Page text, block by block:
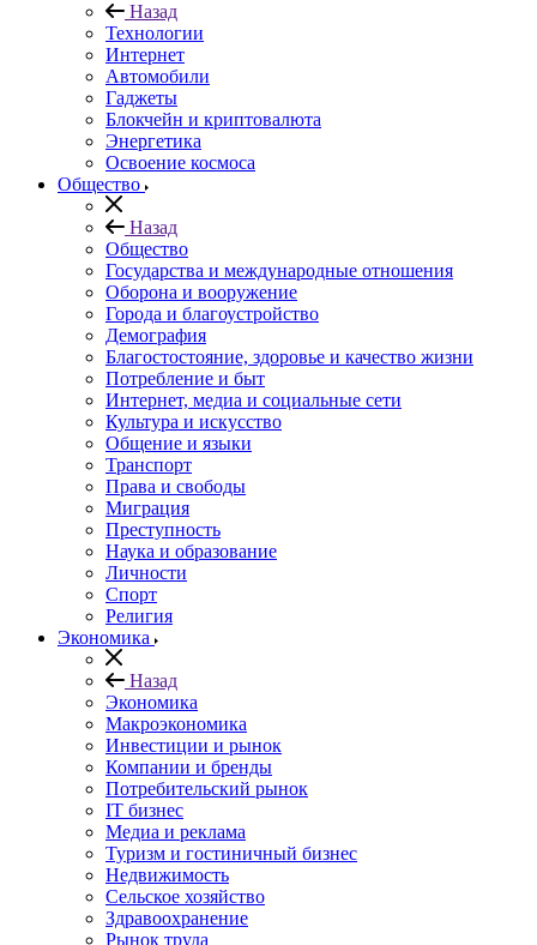
Назад
Технологии
Интернет
Автомобили
Гаджеты
Блокчейн и криптовалюта
Энергетика
Освоение космоса
Общество
Назад
Общество
Государства и международные отношения
Оборона и вооружение
Города и благоустройство
Демография
Благостостояние, здоровье и качество жизни
Потребление и быт
Интернет, медиа и социальные сети
Культура и искусство
Общение и языки
Транспорт
Права и свободы
Миграция
Преступность
Наука и образование
Личности
Спорт
Религия
Экономика
Назад
Экономика
Макроэкономика
Инвестиции и рынок
Компании и бренды
Потребительский рынок
IT бизнес
Медиа и реклама
Туризм и гостиничный бизнес
Недвижимость
Сельское хозяйство
Здравоохранение
Рынок труда